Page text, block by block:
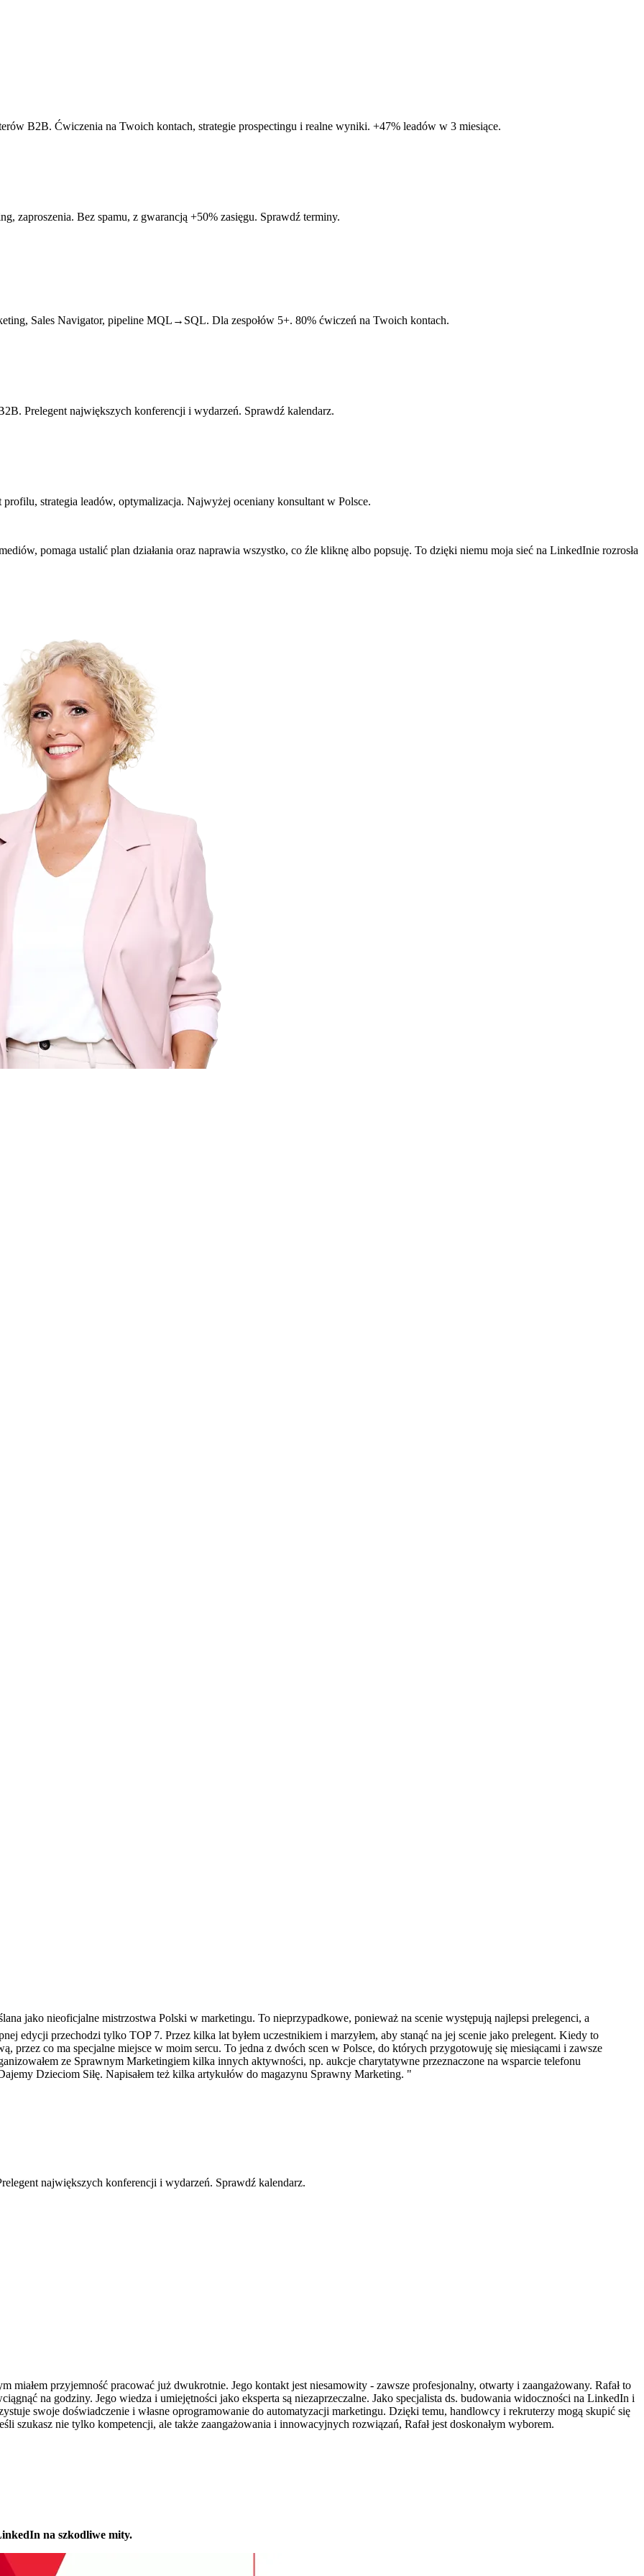
B2B. Ćwiczenia na Twoich kontach, strategie prospectingu i realne wyniki. +47% leadów w 3 miesiące.
zaproszenia. Bez spamu, z gwarancją +50% zasięgu. Sprawdź terminy.
Sales Navigator, pipeline MQL→SQL. Dla zespołów 5+. 80% ćwiczeń na Twoich kontach.
Prelegent największych konferencji i wydarzeń. Sprawdź kalendarz.
strategia leadów, optymalizacja. Najwyżej oceniany konsultant w Polsce.
pomaga ustalić plan działania oraz naprawia wszystko, co źle kliknę albo popsuję. To dzięki niemu moja sieć na LinkedInie rozrosła
jako nieoficjalne mistrzostwa Polski w marketingu. To nieprzypadkowe, ponieważ na scenie występują najlepsi prelegenci, a
edycji przechodzi tylko TOP 7. Przez kilka lat byłem uczestnikiem i marzyłem, aby stanąć na jej scenie jako prelegent. Kiedy to
przez co ma specjalne miejsce w moim sercu. To jedna z dwóch scen w Polsce, do których przygotowuję się miesiącami i zawsze
ze Sprawnym Marketingiem kilka innych aktywności, np. aukcje charytatywne przeznaczone na wsparcie telefonu
Dzieciom Siłę. Napisałem też kilka artykułów do magazynu Sprawny Marketing. "
największych konferencji i wydarzeń. Sprawdź kalendarz.
miałem przyjemność pracować już dwukrotnie. Jego kontakt jest niesamowity - zawsze profesjonalny, otwarty i zaangażowany. Rafał to
na godziny. Jego wiedza i umiejętności jako eksperta są niezaprzeczalne. Jako specjalista ds. budowania widoczności na LinkedIn i
swoje doświadczenie i własne oprogramowanie do automatyzacji marketingu. Dzięki temu, handlowcy i rekruterzy mogą skupić się
szukasz nie tylko kompetencji, ale także zaangażowania i innowacyjnych rozwiązań, Rafał jest doskonałym wyborem.
na szkodliwe mity.